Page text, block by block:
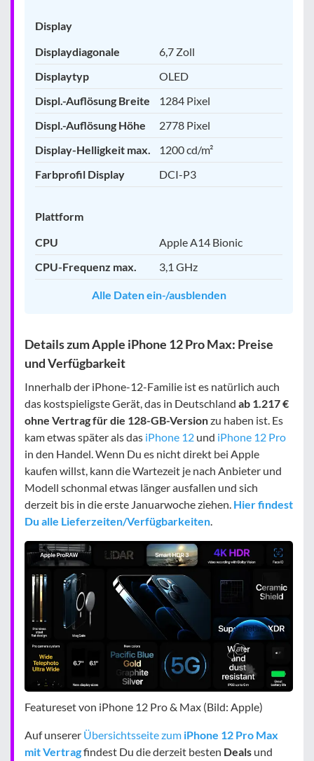
Display
Displaydiagonale
6,7 Zoll
Displaytyp
OLED
Displ.-Auflösung Breite
1284 Pixel
Displ.-Auflösung Höhe
2778 Pixel
Display-Helligkeit max.
1200 cd/m²
Farbprofil Display
DCI-P3
Plattform
CPU
Apple A14 Bionic
CPU-Frequenz max.
3,1 GHz
Alle Daten ein-/ausblenden
Details zum Apple iPhone 12 Pro Max: Preise
und Verfügbarkeit
Innerhalb der iPhone-12-Familie ist es natürlich auch
das kostspieligste Gerät, das in Deutschland ab 1.217 €
ohne Vertrag für die 128-GB-Versionzu haben ist. Es
kam etwas später als das iPhone 12 und iPhone 12 Pro
in den Handel. Wenn Du es nicht direkt bei Apple
kaufen willst, kann die Wartezeit je nach Anbieter und
Modell schonmal etwas länger ausfallen und sich
derzeit bis in die erste Januarwoche ziehen. Hier findest
Du alle Lieferzeiten/Verfügbarkeiten
Featureset von iPhone 12 Pro & Max (Bild: Apple)
Auf unserer Übersichtsseite zum iPhone 12 Pro Max
mit Vertragfindest Du die derzeit besten Deals und